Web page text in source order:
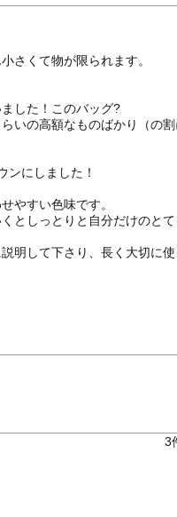
さくて物が限られます。
した！このバッグ?
いの高額なものばかり（の
ンにしました！
やすい色味です。
としっとりと自分だけのと
明して下さり、長く大切に使
3